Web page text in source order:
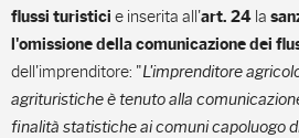
flussi turistici e inserita all'art. 24 la
l'omissione della comunicazione dei
dell'imprenditore: "L'imprenditore
agrituristiche è tenuto alla
finalità statistiche ai comuni capoluogo